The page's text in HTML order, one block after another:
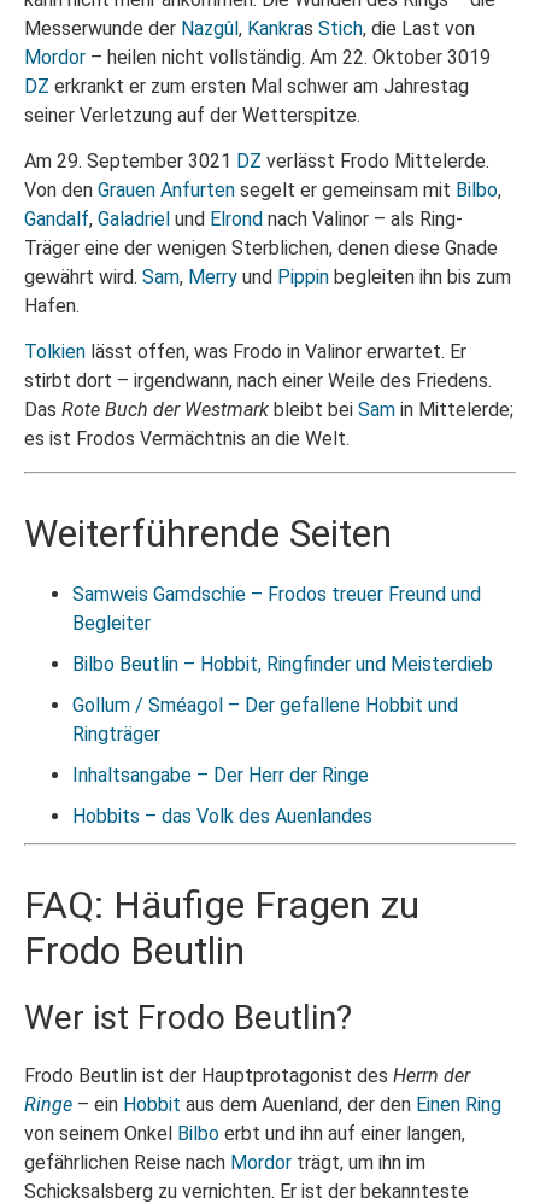
Messerwunde der Nazgûl, Kankras Stich, die Last von
Mordor – heilen nicht vollständig. Am 22. Oktober 3019
DZ erkrankt er zum ersten Mal schwer am Jahrestag
seiner Verletzung auf der Wetterspitze.
Am 29. September 3021 DZ verlässt Frodo Mittelerde.
Von den Grauen Anfurten segelt er gemeinsam mit Bilbo,
Gandalf, Galadriel und Elrond nach Valinor – als Ring-
Träger eine der wenigen Sterblichen, denen diese Gnade
gewährt wird. Sam, Merry und Pippin begleiten ihn bis zum
Hafen.
Tolkien lässt offen, was Frodo in Valinor erwartet. Er
stirbt dort – irgendwann, nach einer Weile des Friedens.
Das Rote Buch der Westmark bleibt bei Sam in Mittelerde;
es ist Frodos Vermächtnis an die Welt.
Weiterführende Seiten
Samweis Gamdschie – Frodos treuer Freund und
Begleiter
Bilbo Beutlin – Hobbit, Ringfinder und Meisterdieb
Gollum / Sméagol – Der gefallene Hobbit und
Ringträger
Inhaltsangabe – Der Herr der Ringe
Hobbits – das Volk des Auenlandes
FAQ: Häufige Fragen zu
Frodo Beutlin
Wer ist Frodo Beutlin?
Frodo Beutlin ist der Hauptprotagonist des Herrn der
Ringe – ein Hobbit aus dem Auenland, der den Einen Ring
von seinem Onkel Bilbo erbt und ihn auf einer langen,
gefährlichen Reise nach Mordor trägt, um ihn im
Schicksalsberg zu vernichten. Er ist der bekannteste